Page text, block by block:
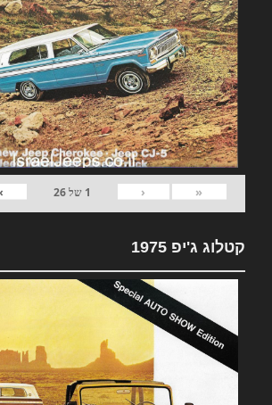
«
‹
1 של26
›
קטלוג ג'יפ 1975